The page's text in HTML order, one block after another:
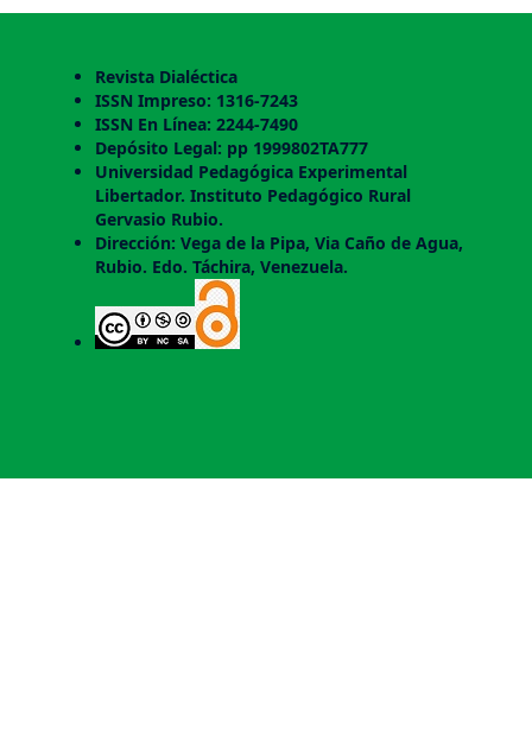
Revista Dialéctica
ISSN Impreso: 1316-7243
ISSN En Línea: 2244-7490
Depósito Legal: pp 1999802TA777
Universidad Pedagógica Experimental
Libertador. Instituto Pedagógico Rural
Gervasio Rubio.
Dirección: Vega de la Pipa, Via Caño de Agua,
Rubio. Edo. Táchira, Venezuela.